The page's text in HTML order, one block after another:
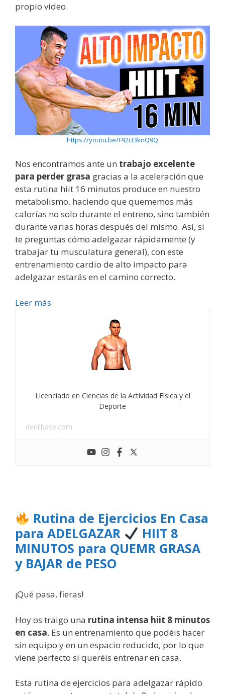
propio vídeo.
https://youtu.be/F92i33knQ9Q
Nos encontramos ante un trabajo excelente
para perder grasa gracias a la aceleración que
esta rutina hiit 16 minutos produce en nuestro
metabolismo, haciendo que quememos más
calorías no solo durante el entreno, sino también
durante varias horas después del mismo. Así, si
te preguntas cómo adelgazar rápidamente (y
trabajar tu musculatura general), con este
entrenamiento cardio de alto impacto para
adelgazar estarás en el camino correcto.
Leer más
Licenciado en Ciencias de la Actividad Física y el
Deporte
denilbase.com
Rutina de Ejercicios En Casa
para ADELGAZAR
HIIT 8
MINUTOS para QUEMR GRASA
y BAJAR de PESO
¡Qué pasa, fieras!
Hoy os traigo una rutina intensa hiit 8 minutos
en casa. Es un entrenamiento que podéis hacer
sin equipo y en un espacio reducido, por lo que
viene perfecto si queréis entrenar en casa.
Esta rutina de ejercicios para adelgazar rápido